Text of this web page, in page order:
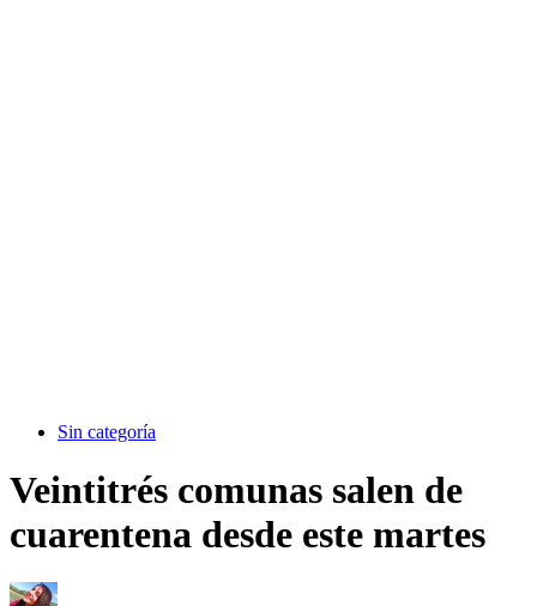
Sin categoría
Veintitrés comunas salen de
cuarentena desde este martes